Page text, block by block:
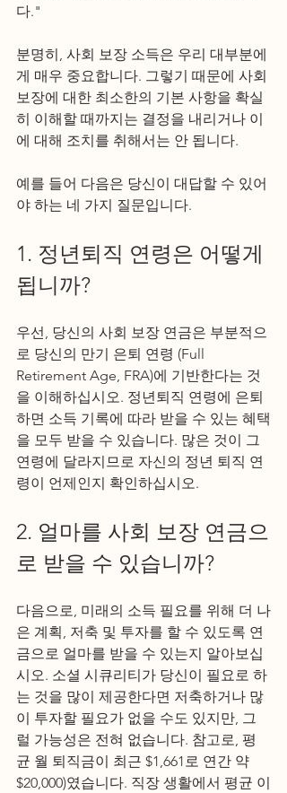
다."
분명히, 사회 보장 소득은 우리 대부분에
게 매우 중요합니다. 그렇기 때문에 사회
보장에 대한 최소한의 기본 사항을 확실
히 이해할 때까지는 결정을 내리거나 이
에 대해 조치를 취해서는 안 됩니다.
예를 들어 다음은 당신이 대답할 수 있어
야 하는 네 가지 질문입니다.
1. 정년퇴직 연령은 어떻게
됩니까?
우선, 당신의 사회 보장 연금은 부분적으
로 당신의 만기 은퇴 연령 (Full
Retirement Age, FRA)에 기반한다는 것
을 이해하십시오. 정년퇴직 연령에 은퇴
하면 소득 기록에 따라 받을 수 있는 혜택
을 모두 받을 수 있습니다. 많은 것이 그
연령에 달라지므로 자신의 정년 퇴직 연
령이 언제인지 확인하십시오.
2. 얼마를 사회 보장 연금으
로 받을 수 있습니까?
다음으로, 미래의 소득 필요를 위해 더 나
은 계획, 저축 및 투자를 할 수 있도록 연
금으로 얼마를 받을 수 있는지 알아보십
시오. 소셜 시큐리티가 당신이 필요로 하
는 것을 많이 제공한다면 저축하거나 많
이 투자할 필요가 없을 수도 있지만, 그
럴 가능성은 전혀 없습니다. 참고로, 평
균 월 퇴직금이 최근 $1,661로 연간 약
$20,000)였습니다. 직장 생활에서 평균 이